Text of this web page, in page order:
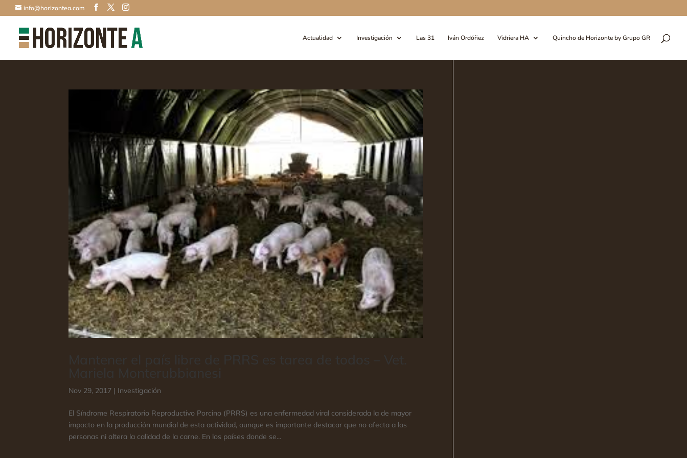
info@horizontea.com
Actualidad Investigación Las 31 Iván Ordóñez Vidriera HA Quincho de Horizonte by Grupo GR
Nov 29, 2017 | Investigación
El Síndrome Respiratorio Reproductivo Porcino (PRRS) es una enfermedad viral considerada la de mayor
impacto en la producción mundial de esta actividad, aunque es importante destacar que no afecta a las
personas ni altera la calidad de la carne. En los países donde se...